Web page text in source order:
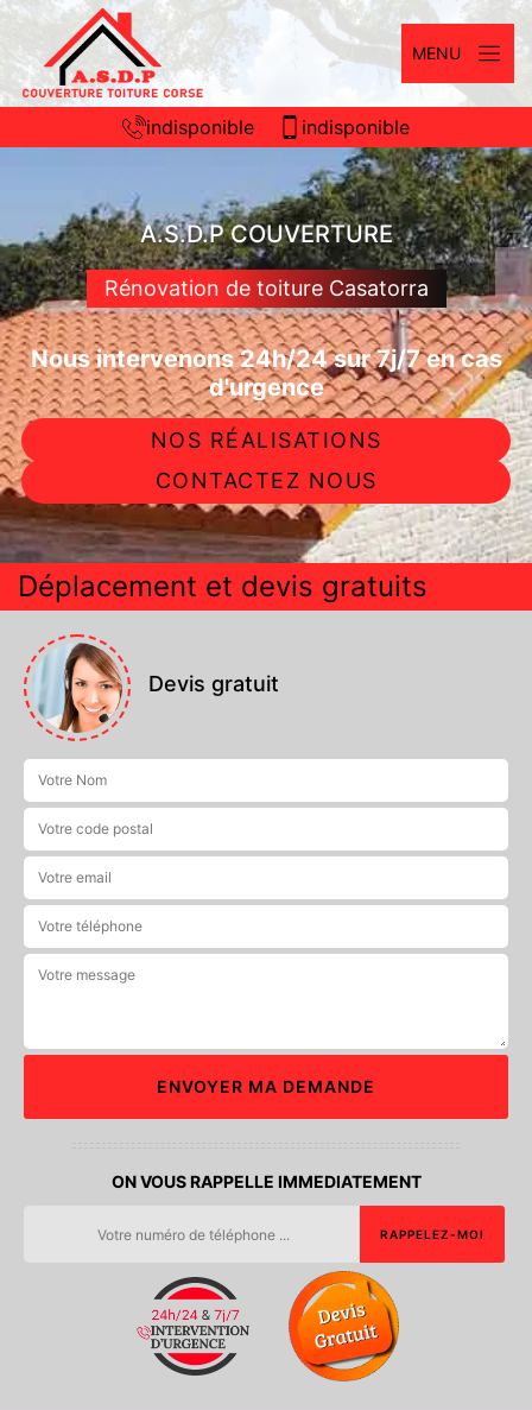
MENU
indisponible indisponible
A.S.D.P COUVERTURE
Rénovation de toiture Casatorra
Nous intervenons 24h/24 sur 7j/7 en cas
d'urgence
NOS RÉALISATIONS
CONTACTEZ NOUS
Déplacement et devis gratuits
Devis gratuit
ON VOUS RAPPELLE IMMEDIATEMENT